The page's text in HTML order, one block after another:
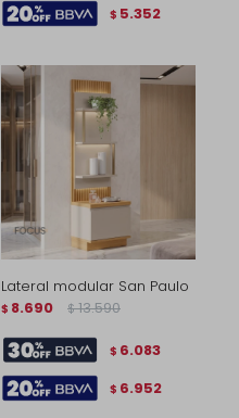
$ 5.352
Lateral modular San Paulo
$ 8.690 $ 13.590
$ 6.083
$ 6.952